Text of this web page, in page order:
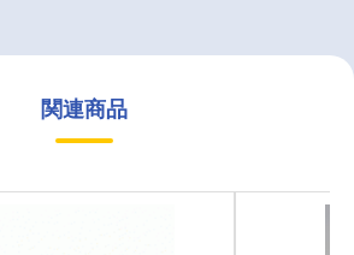
関連商品